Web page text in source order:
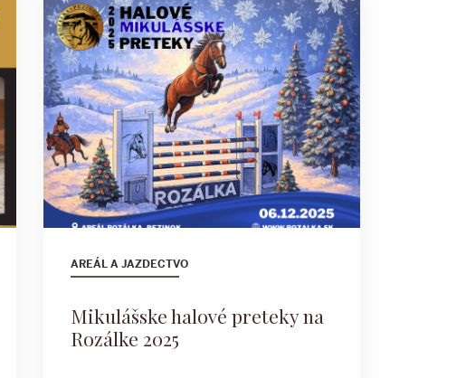
AREÁL A JAZDECTVO
Mikulášske halové preteky na
Rozálke 2025